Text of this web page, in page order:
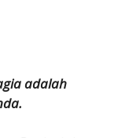
adalah